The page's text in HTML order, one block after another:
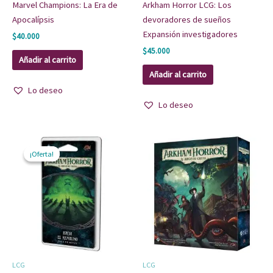
Marvel Champions: La Era de
Apocalípsis
$40.000
Añadir al carrito
Lo deseo
Arkham Horror LCG: Los
devoradores de sueños
Expansión investigadores
$45.000
Añadir al carrito
Lo deseo
¡Oferta!
¡Oferta!
LCG
El
precio
original
era:
$12.000.
El
precio
actual
es:
$10.000.
LCG